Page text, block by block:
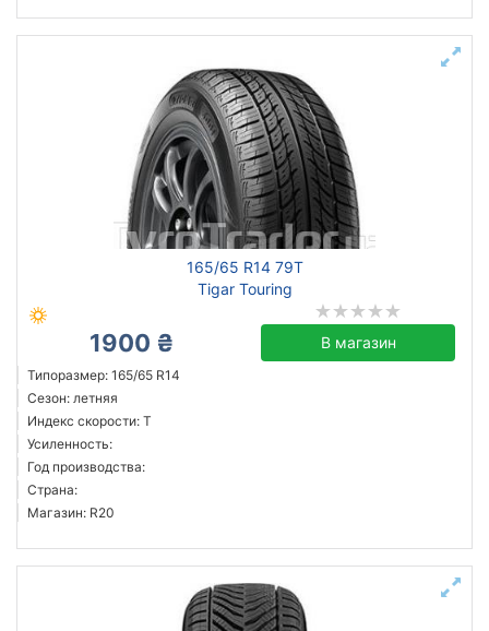
165/65 R14 79T
Tigar Touring
1900 ₴ В магазин
Типоразмер: 165/65 R14
Сезон: летняя
Индекс скорости: T
Усиленность:
Год производства:
Страна:
Магазин: R20